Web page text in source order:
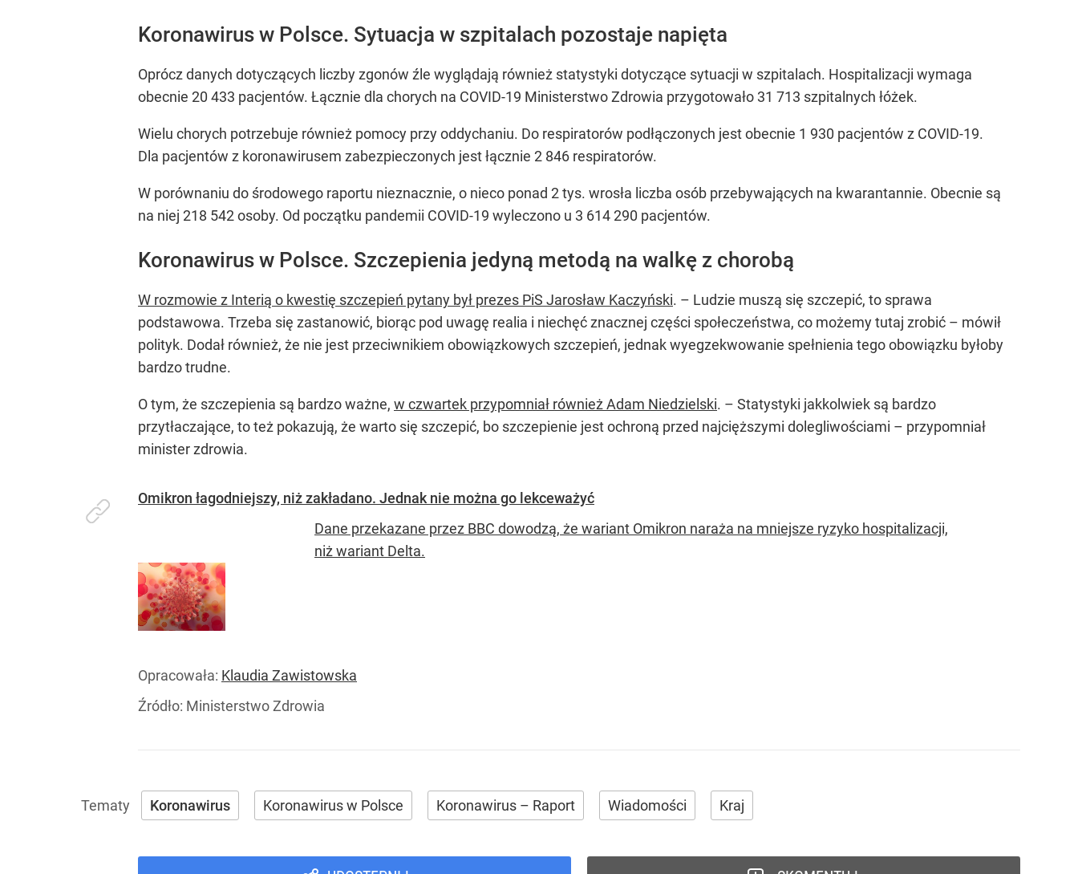
Koronawirus w Polsce. Sytuacja w szpitalach pozostaje napięta
Oprócz danych dotyczących liczby zgonów źle wyglądają również statystyki dotyczące sytuacji w szpitalach. Hospitalizacji wymaga
obecnie 20 433 pacjentów. Łącznie dla chorych na COVID-19 Ministerstwo Zdrowia przygotowało 31 713 szpitalnych łóżek.
Wielu chorych potrzebuje również pomocy przy oddychaniu. Do respiratorów podłączonych jest obecnie 1 930 pacjentów z COVID-19.
Dla pacjentów z koronawirusem zabezpieczonych jest łącznie 2 846 respiratorów.
W porównaniu do środowego raportu nieznacznie, o nieco ponad 2 tys. wrosła liczba osób przebywających na kwarantannie. Obecnie są
na niej 218 542 osoby. Od początku pandemii COVID-19 wyleczono u 3 614 290 pacjentów.
Koronawirus w Polsce. Szczepienia jedyną metodą na walkę z chorobą
W rozmowie z Interią o kwestię szczepień pytany był prezes PiS Jarosław Kaczyński. – Ludzie muszą się szczepić, to sprawa
podstawowa. Trzeba się zastanowić, biorąc pod uwagę realia i niechęć znacznej części społeczeństwa, co możemy tutaj zrobić – mówił
polityk. Dodał również, że nie jest przeciwnikiem obowiązkowych szczepień, jednak wyegzekwowanie spełnienia tego obowiązku byłoby
bardzo trudne.
O tym, że szczepienia są bardzo ważne, w czwartek przypomniał również Adam Niedzielski. – Statystyki jakkolwiek są bardzo
przytłaczające, to też pokazują, że warto się szczepić, bo szczepienie jest ochroną przed najcięższymi dolegliwościami – przypomniał
minister zdrowia.
Omikron łagodniejszy, niż zakładano. Jednak nie można go lekceważyć
Dane przekazane przez BBC dowodzą, że wariant Omikron naraża na mniejsze ryzyko hospitalizacji,
niż wariant Delta.
Opracowała: Klaudia Zawistowska
Źródło: Ministerstwo Zdrowia
Koronawirus Koronawirus w Polsce Koronawirus – Raport Wiadomości Kraj